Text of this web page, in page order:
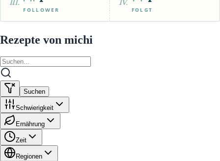
III.
FOLLOWER
IV.
FOLGT
Rezepte von michi
Suchen
Schwierigkeit
Ernährung
Zeit
Regionen